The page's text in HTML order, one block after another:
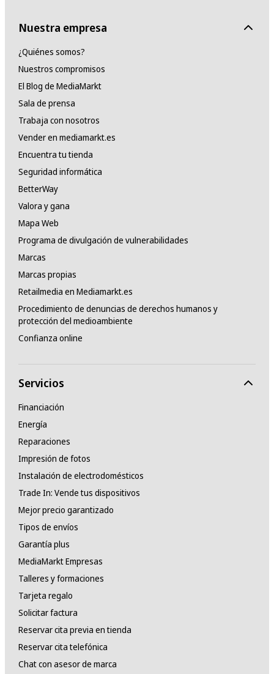
Nuestra empresa
¿Quiénes somos?
Nuestros compromisos
El Blog de MediaMarkt
Sala de prensa
Trabaja con nosotros
Vender en mediamarkt.es
Encuentra tu tienda
Seguridad informática
BetterWay
Valora y gana
Mapa Web
Programa de divulgación de vulnerabilidades
Marcas
Marcas propias
Retailmedia en Mediamarkt.es
Procedimiento de denuncias de derechos humanos y
protección del medioambiente
Confianza online
Servicios
Financiación
Energía
Reparaciones
Impresión de fotos
Instalación de electrodomésticos
Trade In: Vende tus dispositivos
Mejor precio garantizado
Tipos de envíos
Garantía plus
MediaMarkt Empresas
Talleres y formaciones
Tarjeta regalo
Solicitar factura
Reservar cita previa en tienda
Reservar cita telefónica
Chat con asesor de marca